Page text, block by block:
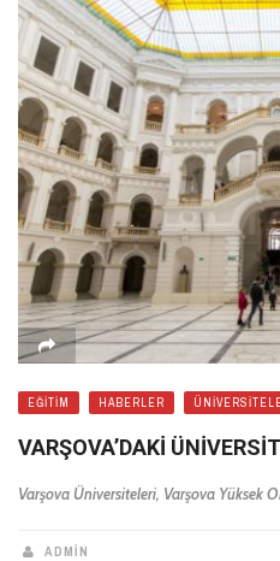
EĞITIM HABERLER
VARŞOVA’DAKİ
Varşova Üniversiteleri, Varşova Yüksek
ADMIN